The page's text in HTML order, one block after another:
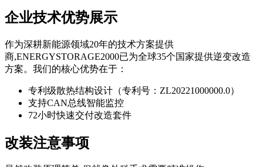
企业技术优势展示
作为深耕新能源领域20年的技术方案提供
商,ENERGYSTORAGE2000已为全球35个国家提供逆变改造
方案。我们的核心优势在于：
专利级散热结构设计（专利号：ZL20221000000.0）
支持CAN总线智能监控
72小时快速交付改造套件
改装注意事项